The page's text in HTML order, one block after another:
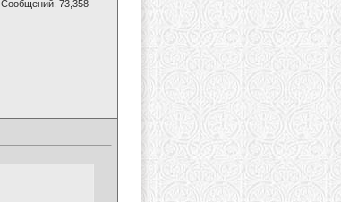
Сообщений: 73,358